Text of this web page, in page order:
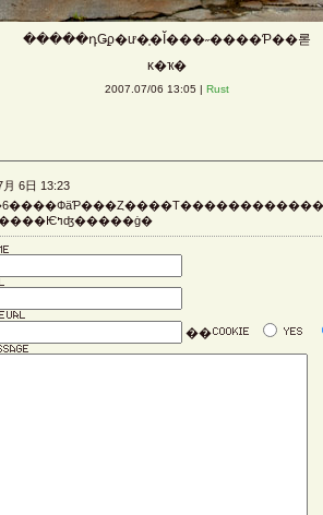
�����դǤϼ�ư�֤�Ĭ���˶����Ƥ��롣
ĸ�ҡ�
2007.07/06 13:05 | Rust
6日 13:23
�ʤ�����Ż������Ѥߤʤ�����ġ�
��
Vehicle
Others
LATEST ENTRIES